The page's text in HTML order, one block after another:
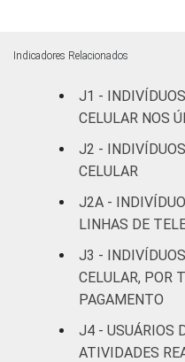
Faixa
De
De
Indicadores Relacionados
J1 -
CELULAR NOS
J2 -
CELULAR
J2A -
LINHAS DE
J3 -
CELULAR, POR
PAGAMENTO
J4 - USUÁRIOS
ATIVIDADES